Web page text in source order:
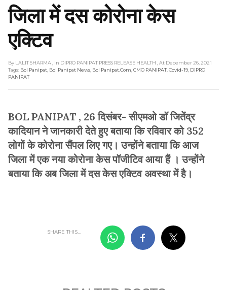
जिला में दस कोरोना केस
एक्टिव
By LALIT SHARMA , In DIPRO PANIPAT PRESS RELEASE HEALTH
, At December 26, 2021
Tags: Bol Panipat Bol Panipat News Bol Panipat.com CMO PANIPAT Covid-19 DIPRO
PANIPAT
BOL PANIPAT , 26 दिसंबर- सीएमओ डॉ जितेंद्र
कादियान ने जानकारी देते हुए बताया कि रविवार को 352
लोगों के कोरोना सैंपल लिए गए। उन्होंने बताया कि आज
जिला में एक नया कोरोना केस पॉजीटिव आया हैं । उन्होंने
बताया कि अब जिला में दस केस एक्टिव अवस्था में है।
SHARE THIS...